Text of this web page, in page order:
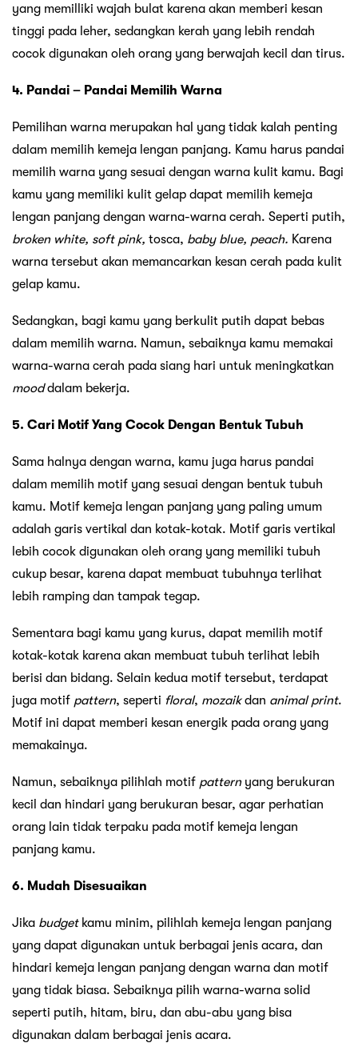
yang memilliki wajah bulat karena akan memberi kesan
tinggi pada leher, sedangkan kerah yang lebih rendah
cocok digunakan oleh orang yang berwajah kecil dan tirus.
4. Pandai – Pandai Memilih Warna
Pemilihan warna merupakan hal yang tidak kalah penting
dalam memilih kemeja lengan panjang. Kamu harus pandai
memilih warna yang sesuai dengan warna kulit kamu. Bagi
kamu yang memiliki kulit gelap dapat memilih kemeja
lengan panjang dengan warna-warna cerah. Seperti putih,
broken white, soft pink, tosca, baby blue, peach. Karena
warna tersebut akan memancarkan kesan cerah pada kulit
gelap kamu.
Sedangkan, bagi kamu yang berkulit putih dapat bebas
dalam memilih warna. Namun, sebaiknya kamu memakai
warna-warna cerah pada siang hari untuk meningkatkan
mooddalam bekerja.
5. Cari Motif Yang Cocok Dengan Bentuk Tubuh
Sama halnya dengan warna, kamu juga harus pandai
dalam memilih motif yang sesuai dengan bentuk tubuh
kamu. Motif kemeja lengan panjang yang paling umum
adalah garis vertikal dan kotak-kotak. Motif garis vertikal
lebih cocok digunakan oleh orang yang memiliki tubuh
cukup besar, karena dapat membuat tubuhnya terlihat
lebih ramping dan tampak tegap.
Sementara bagi kamu yang kurus, dapat memilih motif
kotak-kotak karena akan membuat tubuh terlihat lebih
berisi dan bidang. Selain kedua motif tersebut, terdapat
juga motif pattern, seperti floral, mozaikdan animal print.
Motif ini dapat memberi kesan energik pada orang yang
memakainya.
Namun, sebaiknya pilihlah motif patternyang berukuran
kecil dan hindari yang berukuran besar, agar perhatian
orang lain tidak terpaku pada motif kemeja lengan
panjang kamu.
6. Mudah Disesuaikan
Jika budgetkamu minim, pilihlah kemeja lengan panjang
yang dapat digunakan untuk berbagai jenis acara, dan
hindari kemeja lengan panjang dengan warna dan motif
yang tidak biasa. Sebaiknya pilih warna-warna solid
seperti putih, hitam, biru, dan abu-abu yang bisa
digunakan dalam berbagai jenis acara.